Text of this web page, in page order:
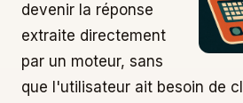
devenir la réponse
extraite directement
par un moteur, sans
que l'utilisateur ait besoin de